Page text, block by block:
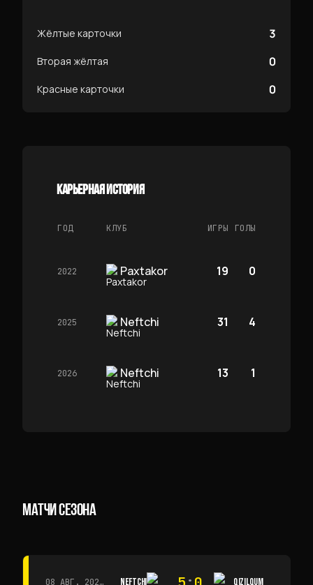
Жёлтые карточки 3
Вторая жёлтая 0
Красные карточки 0
КАРЬЕРНАЯ ИСТОРИЯ
ГОД КЛУБ ИГРЫ ГОЛЫ
2022 Paxtakor 19 0
2025 Neftchi 31 4
2026 Neftchi 13 1
МАТЧИ СЕЗОНА
08 АВГ. 2026 Г. · 14:00 NEFTCHI QIZILQUM